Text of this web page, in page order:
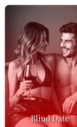
Blind Date